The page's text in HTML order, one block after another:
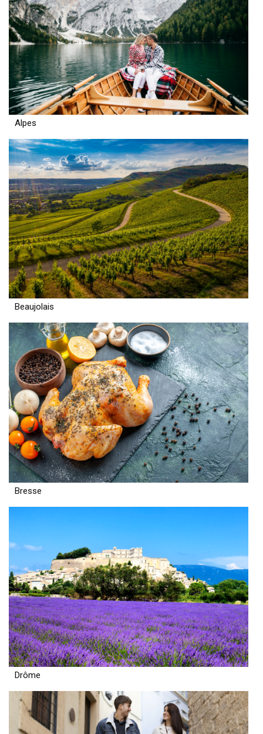
Alpes
Beaujolais
Bresse
Drôme